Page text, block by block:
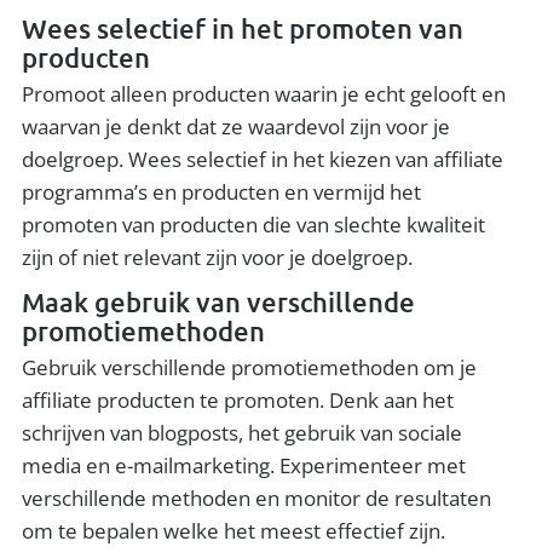
Wees selectief in het promoten van
producten
Promoot alleen producten waarin je echt gelooft en
waarvan je denkt dat ze waardevol zijn voor je
doelgroep. Wees selectief in het kiezen van affiliate
programma’s en producten en vermijd het
promoten van producten die van slechte kwaliteit
zijn of niet relevant zijn voor je doelgroep.
Maak gebruik van verschillende
promotiemethoden
Gebruik verschillende promotiemethoden om je
affiliate producten te promoten. Denk aan het
schrijven van blogposts, het gebruik van sociale
media en e-mailmarketing. Experimenteer met
verschillende methoden en monitor de resultaten
om te bepalen welke het meest effectief zijn.